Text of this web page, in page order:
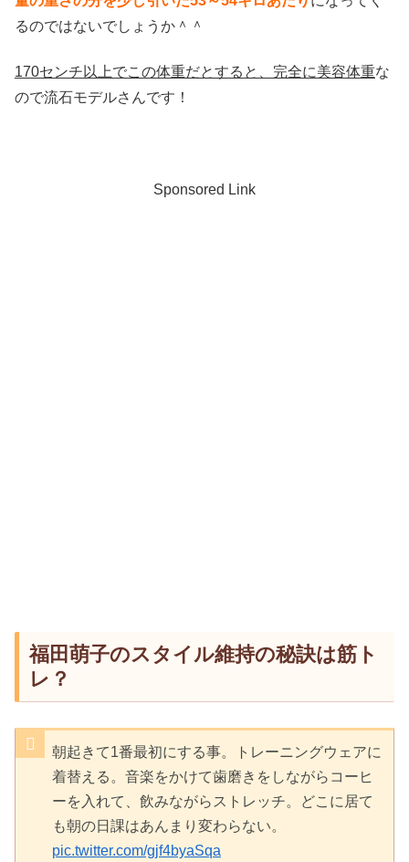
るのではないでしょうか＾＾
170センチ以上でこの体重だとすると、完全に美容体重な
ので流石モデルさんです！
Sponsored Link
福田萌子のスタイル維持の秘訣は筋ト
レ？
朝起きて1番最初にする事。トレーニングウェアに
着替える。音楽をかけて歯磨きをしながらコーヒ
ーを入れて、飲みながらストレッチ。どこに居て
も朝の日課はあんまり変わらない。
pic.twitter.com/gjf4byaSqa